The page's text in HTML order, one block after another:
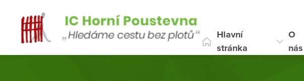
Hlavní
stránka
O
nás